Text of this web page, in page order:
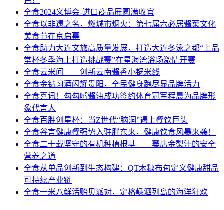
全食2024义博会-进口商品展圆满收官
全食以非遗之名，燃城市烟火：第七届六必居酱菜文化
美食节在京启幕
全食助力大连文旅高质量发展，打造大连冬泳之都“上品
堂杯冬季海上扛造挑战赛”在星海湾浴场激情开赛
全食云米间——创新云南酱香小锅米线
全食金钻习酒闪耀贵阳，全民健身跑尽显品牌活力
全食喜讯！勾勾嘴酱油成功签约体育冠军程晨为品牌形
象代言人
全食百胜创星杯：当Z世代“脑洞”遇上餐饮巨头
全食谷言健康餐强势入驻胖东来，健康饮食风暴来袭！
全食二十载坚守的有机种植根基——窦店金梨汁的安全
营养之道
全食从单品创新到生态构建：QT木糠布甸定义健康甜品
可持续产业链
全食一米八鲜活贻贝派对，定格嵊泗列岛的海洋狂欢